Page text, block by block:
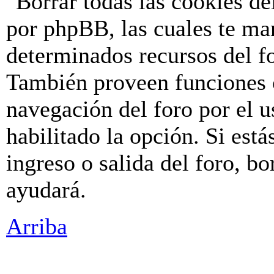
por phpBB, las cuales te
determinados recursos del
También proveen
navegación del foro por el
habilitado la opción. Si
ingreso o salida del foro,
ayudará.
Arriba